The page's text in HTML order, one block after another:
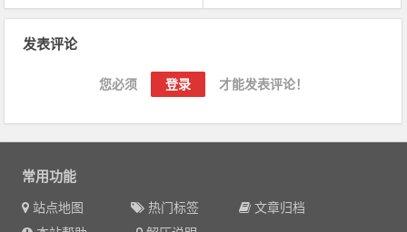
发表评论
您必须 登录 才能发表评论！
常用功能
站点地图 热门标签
文章归档